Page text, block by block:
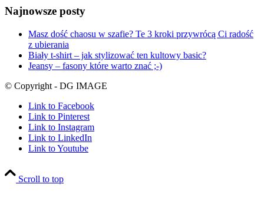
Najnowsze posty
Masz dość chaosu w szafie? Te 3 kroki przywrócą Ci radość
z ubierania
Biały t-shirt – jak stylizować ten kultowy basic?
Jeansy – fasony które warto znać ;-)
© Copyright - DG IMAGE
Link to Facebook
Link to Pinterest
Link to Instagram
Link to LinkedIn
Link to Youtube
Scroll to top